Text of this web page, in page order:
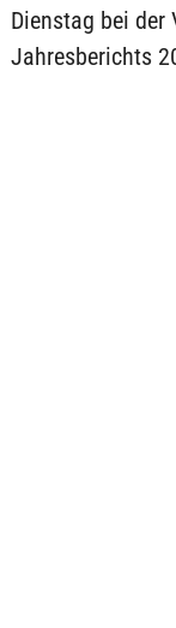
Dienstag bei der
Jahresberichts